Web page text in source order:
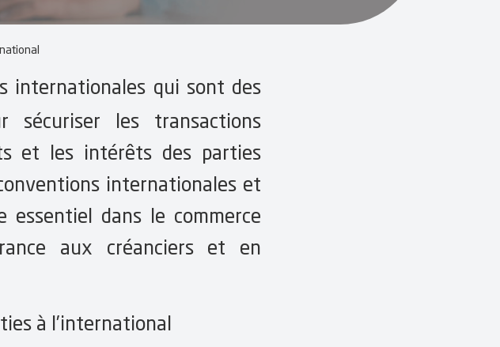
internationales qui sont des
sécuriser les transactions
et les intérêts des parties
internationales et
dans le commerce
aux créanciers et en
à l’international